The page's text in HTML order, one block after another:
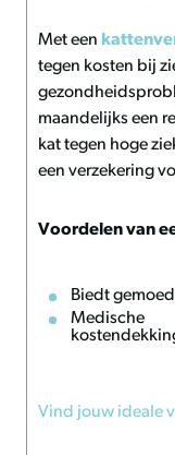
Met een
tegen kosten bij
maandelijks een
kat tegen hoge
een verzekering
Voordelen van
Biedt
Medische
Vind jouw ideale